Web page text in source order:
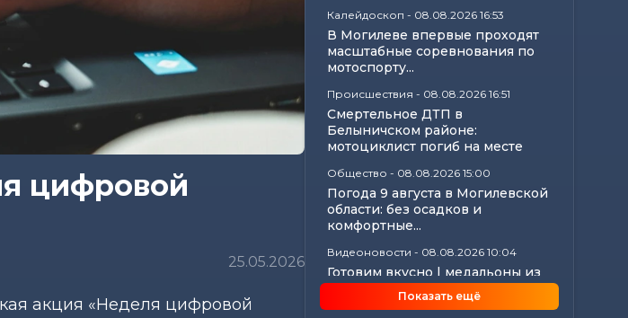
цифровой
25.05.2026
акция «Неделя цифровой
Калейдоскоп - 08.08.2026 16:53
В Могилеве впервые проходят
масштабные соревнования по
мотоспорту...
Происшествия - 08.08.2026 16:51
Смертельное ДТП в
Белыничском районе:
мотоциклист погиб на месте
Общество - 08.08.2026 15:00
Погода 9 августа в Могилевской
области: без осадков и
комфортные...
Видеоновости - 08.08.2026 10:04
Готовим вкусно | медальоны из
говядины, салат с баклажанами,
заливной...
Показать ещё